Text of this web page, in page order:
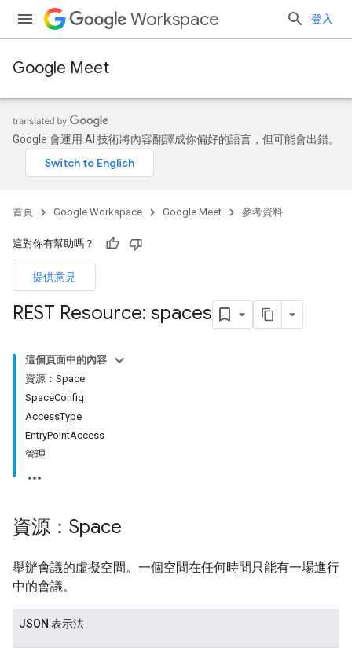
Workspace 登入
Google Meet
Google 會運用 AI 技術將內容翻譯成你偏好的語言，但可能會出錯。
首頁 Google Workspace Google Meet 參考資料
這對你有幫助嗎？
提供意見
REST Resource: spaces
這個頁面中的內容
資源：Space
SpaceConfig
AccessType
EntryPointAccess
管理
資源：Space
舉辦會議的虛擬空間。一個空間在任何時間只能有一場進行
中的會議。
JSON 表示法